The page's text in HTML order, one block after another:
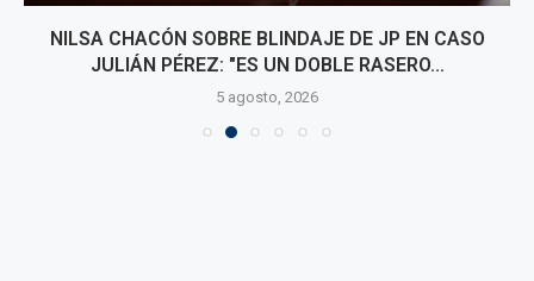
NILSA CHACÓN SOBRE BLINDAJE DE JP EN CASO
JULIÁN PÉREZ: "ES UN DOBLE RASERO...
5 agosto, 2026